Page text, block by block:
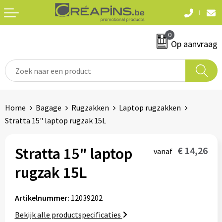
0
Op aanvraag
T-shirts
Sweaters en hoodies
Jassen
Hemden
Automerken
Eten & drinken
Snoepgoed
Waterflesjes
Home Bagage Rugzakken
Laptop rugzakken
Stratta 15" laptop rugzak 15L
Stratta 15" laptop
rugzak 15L
vanaf € 14,26
Artikelnummer: 12039202
Bekijk alle productspecificaties